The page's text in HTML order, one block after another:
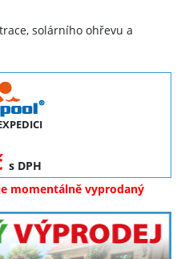
solárního ohřevu a
s DPH
momentálně vyprodaný